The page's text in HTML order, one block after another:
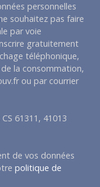
personnelles
souhaitez pas faire
par voie
gratuitement
téléphonique,
la consommation,
ou par courrier
61311, 41013
de vos données
politique de